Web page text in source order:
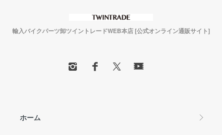
輸入バイクパーツ卸ツイントレードWEB本店 [公式オンライン通販サイト]
ホーム